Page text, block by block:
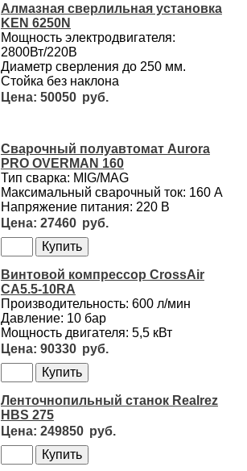
Алмазная сверлильная установка
KEN 6250N
Мощность электродвигателя:
2800Вт/220В
Диаметр сверления до 250 мм.
Стойка без наклона
50050
Сварочный полуавтомат Aurora
PRO OVERMAN 160
Тип сварка: MIG/MAG
Максимальный сварочный ток: 160 А
Напряжение питания: 220 В
27460
Винтовой компрессор CrossAir
CA5.5-10RA
Производительность: 600 л/мин
Давление: 10 бар
Мощность двигателя: 5,5 кВт
90330
Ленточнопильный станок Realrez
HBS 275
249850